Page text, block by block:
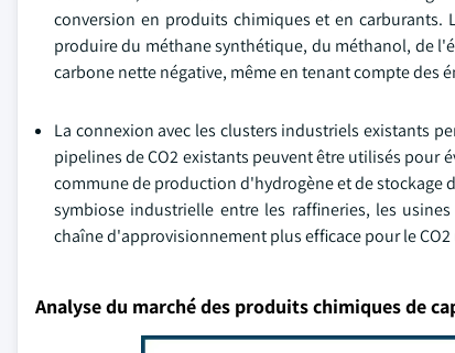
conversion en produits chimiques et en carburants.
produire du méthane synthétique, du méthanol, de
carbone nette négative, même en tenant compte des
La connexion avec les clusters industriels existants
pipelines de CO2 existants peuvent être utilisés
commune de production d'hydrogène et de stockage
symbiose industrielle entre les raffineries, les
chaîne d'approvisionnement plus efficace pour le
Analyse du marché des produits chimiques de